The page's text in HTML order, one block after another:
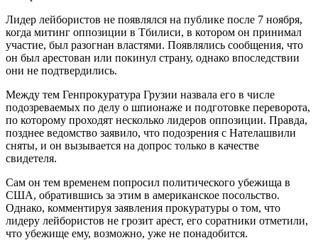
Лидер лейбористов не появлялся на публике после 7 ноября,
когда митинг оппозиции в Тбилиси, в котором он принимал
участие, был разогнан властями. Появлялись сообщения, что
он был арестован или покинул страну, однако впоследствии
они не подтвердились.
Между тем Генпрокуратура Грузии назвала его в числе
подозреваемых по делу о шпионаже и подготовке переворота,
по которому проходят несколько лидеров оппозиции. Правда,
позднее ведомство заявило, что подозрения с Нателашвили
сняты, и он вызывается на допрос только в качестве
свидетеля.
Сам он тем временем попросил политического убежища в
США, обратившись за этим в американское посольство.
Однако, комментируя заявления прокуратуры о том, что
лидеру лейбористов не грозит арест, его соратники отметили,
что убежище ему, возможно, уже не понадобится.